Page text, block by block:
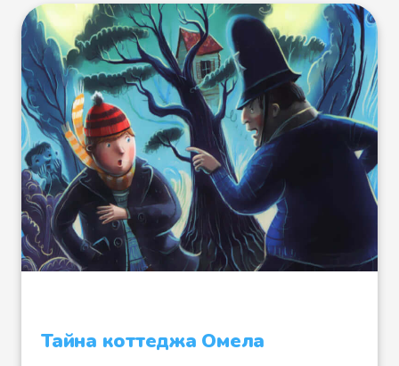
Файл 26
Файл 27
Файл 28
Тайна коттеджа Омела